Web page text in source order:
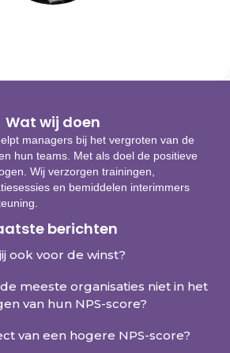
Wat wij doen
managers bij het vergroten van de
hun teams. Met als doel de positieve
Wij verzorgen trainingen,
en bemiddelen interimmers
berichten
ook voor de winst?
meeste organisaties niet in het
van hun NPS-score?
van een hogere NPS-score?